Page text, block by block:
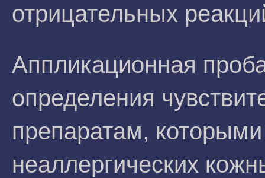
отрицательных
Аппликационная
определения
препаратам,
неаллергических